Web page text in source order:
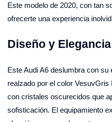
Este modelo de 2020, con tan
ofrecerte una experiencia
Diseño y Elegancia
Este Audi A6 deslumbra con su
realzado por el color
con cristales oscurecidos que
sofisticación. El equipamiento